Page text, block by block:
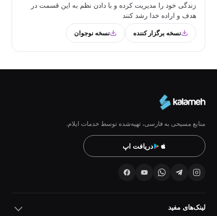
زندگی خود را مدیریت کرده و با دادن نظم به این قسمت در
هدف و اراده خدا رشد کنند
نسخه برگزار کننده نسخه نوجوان
منابع مسیحی به فارسی، تهیه‌شده توسط خدمات ایلام.
دریافت اپ
لینک‌های مفید